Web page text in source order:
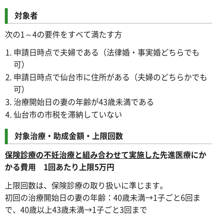
対象者
次の1～4の要件をすべて満たす方
申請日時点で夫婦である（法律婚・事実婚どちらでも
可）
申請日時点で仙台市に住所がある（夫婦のどちらかでも
可）
治療開始日の妻の年齢が43歳未満である
仙台市の市税を滞納していない
対象治療・助成金額・上限回数
保険診療の不妊治療と組み合わせて実施した先進医療にか
かる費用 1回あたり上限5万円
上限回数は、保険診療の取り扱いに準じます。
初回の治療開始日の妻の年齢：40歳未満→1子ごと6回ま
で、40歳以上43歳未満→1子ごと3回まで